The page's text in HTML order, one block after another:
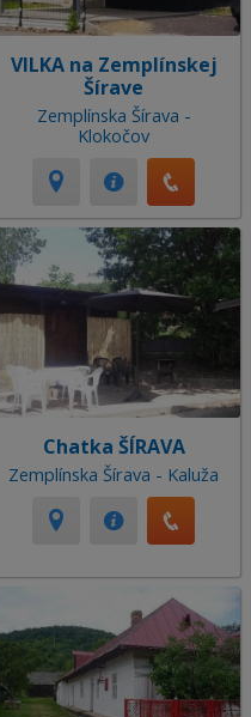
VILKA na Zemplínskej
Šírave
Zemplínska Šírava -
Klokočov
Chatka ŠÍRAVA
Zemplínska Šírava - Kaluža